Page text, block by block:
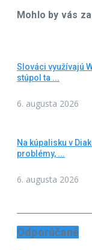
Mohlo by vás
Slováci využívajú
stúpol ta ...
6. augusta 2026
Na kúpalisku v
problémy, ...
6. augusta 2026
Odporúčané